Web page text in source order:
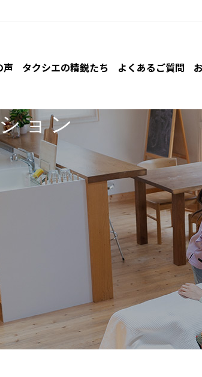
声 タクシエの精鋭たち よくあるご質問
ョン